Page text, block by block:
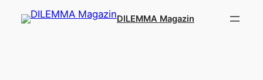
Inhalt
DILEMMA Magazin